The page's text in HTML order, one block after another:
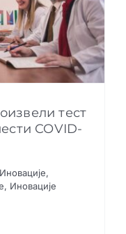
19
Иновације
тест
COVID-
Иновације,
, Иновације